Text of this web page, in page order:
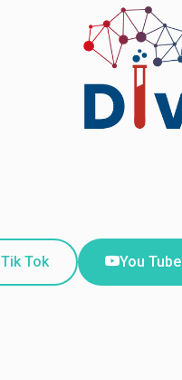
Tik Tok You Tube